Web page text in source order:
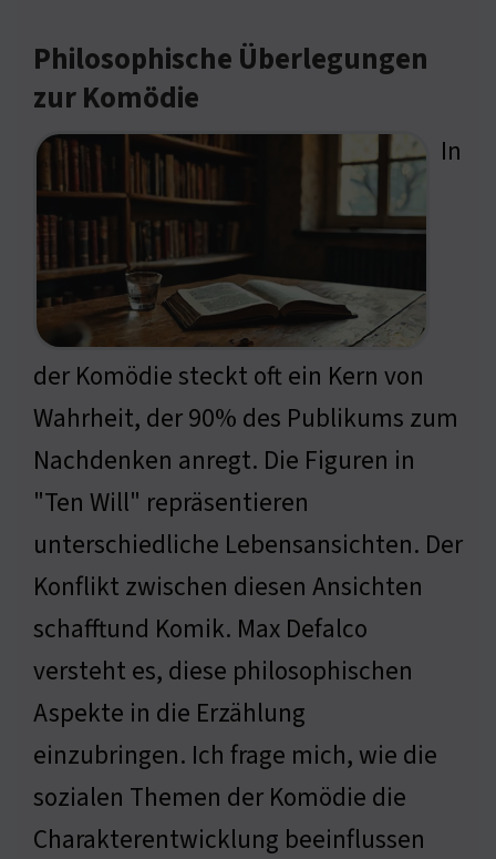
Philosophische Überlegungen
zur Komödie
In
der Komödie steckt oft ein Kern von
Wahrheit, der 90% des Publikums zum
Nachdenken anregt. Die Figuren in
"Ten Will" repräsentieren
unterschiedliche Lebensansichten. Der
Konflikt zwischen diesen Ansichten
schafftund Komik. Max Defalco
versteht es, diese philosophischen
Aspekte in die Erzählung
einzubringen. Ich frage mich, wie die
sozialen Themen der Komödie die
Charakterentwicklung beeinflussen